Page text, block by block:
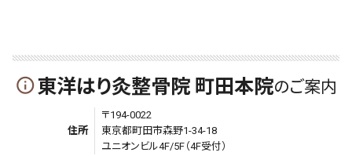
info_outline東洋はり灸整骨院 町田本院のご案内
住所
〒194-0022
東京都町田市森野1-34-18
ユニオンビル4F/5F（4F受付）